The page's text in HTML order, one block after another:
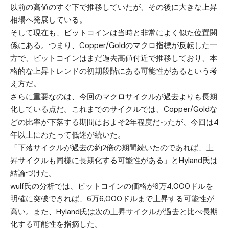
以前の高値のすぐ下で推移していたが、その後に大きな上昇
相場へ発展している。
そして現在も、ビットコインは当時と非常によく似た位置関
係にある。つまり、Copper/Goldのマクロ指標が反転した一
方で、ビットコインはまだ過去高値付近で推移しており、本
格的な上昇トレンドの初期段階にある可能性があるという考
え方だ。
さらに重要なのは、今回のマクロサイクルが過去よりも長期
化している点だ。これまでのサイクルでは、Copper/Goldな
どの比率が下落する期間はおよそ2年程度だったが、今回は4
年以上にわたって低迷が続いた。
「下落サイクルが過去の約2倍の期間続いたのであれば、上
昇サイクルも同様に長期化する可能性がある」とHyland氏は
結論づけた。
wulf氏の分析では、ビットコインの価格が6万4,000ドルを
明確に突破できれば、6万6,000ドルまで上昇する可能性が
高い。また、Hyland氏は次の上昇サイクルが過去と比べ長期
化する可能性を指摘した。